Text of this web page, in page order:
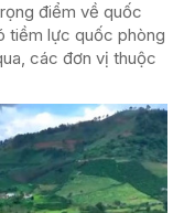
điểm về quốc
tiềm lực quốc phòng
các đơn vị thuộc